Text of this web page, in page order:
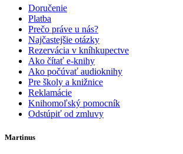
Doručenie
Platba
Prečo práve u nás?
Najčastejšie otázky
Rezervácia v kníhkupectve
Ako čítať e-knihy
Ako počúvať audioknihy
Pre školy a knižnice
Reklamácie
Knihomoľský pomocník
Odstúpiť od zmluvy
Martinus